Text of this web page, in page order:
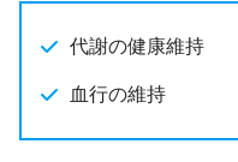
代謝の健康維持
血行の維持